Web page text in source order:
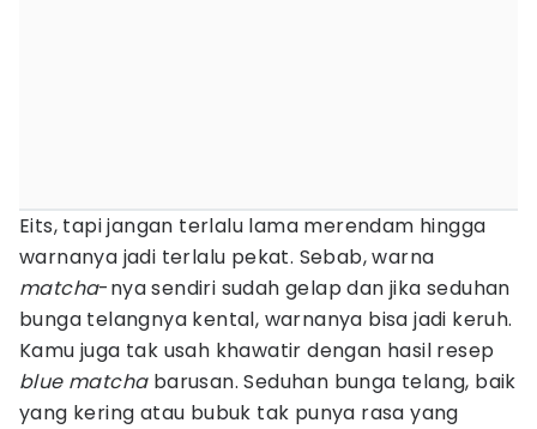
Eits, tapi jangan terlalu lama merendam hingga
warnanya jadi terlalu pekat. Sebab, warna
matcha-nya sendiri sudah gelap dan jika seduhan
bunga telangnya kental, warnanya bisa jadi keruh.
Kamu juga tak usah khawatir dengan hasil resep
blue matchabarusan. Seduhan bunga telang, baik
yang kering atau bubuk tak punya rasa yang